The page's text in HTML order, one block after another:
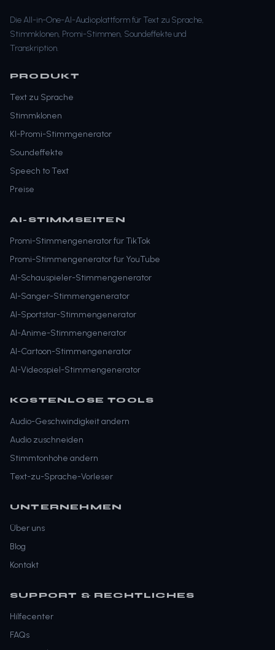
Die All-in-One-AI-Audioplattform für Text zu Sprache,
Stimmklonen, Promi-Stimmen, Soundeffekte und
Transkription.
PRODUKT
Text zu Sprache
Stimmklonen
KI-Promi-Stimmgenerator
Soundeffekte
Speech to Text
Preise
AI-STIMMSEITEN
Promi-Stimmengenerator für TikTok
Promi-Stimmengenerator für YouTube
AI-Schauspieler-Stimmengenerator
AI-Sänger-Stimmengenerator
AI-Sportstar-Stimmengenerator
AI-Anime-Stimmengenerator
AI-Cartoon-Stimmengenerator
AI-Videospiel-Stimmengenerator
KOSTENLOSE TOOLS
Audio-Geschwindigkeit andern
Audio zuschneiden
Stimmtonhohe andern
Text-zu-Sprache-Vorleser
UNTERNEHMEN
Über uns
Blog
Kontakt
SUPPORT & RECHTLICHES
Hilfecenter
FAQs